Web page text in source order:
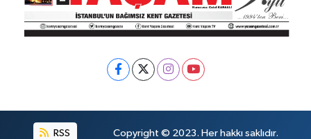
RSS Copyright © 2023. Her hakkı saklıdır.